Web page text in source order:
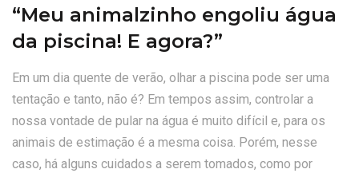
“Meu animalzinho engoliu água
da piscina! E agora?”
Em um dia quente de verão, olhar a piscina pode ser uma
tentação e tanto, não é? Em tempos assim, controlar a
nossa vontade de pular na água é muito difícil e, para os
animais de estimação é a mesma coisa. Porém, nesse
caso, há alguns cuidados a serem tomados, como por